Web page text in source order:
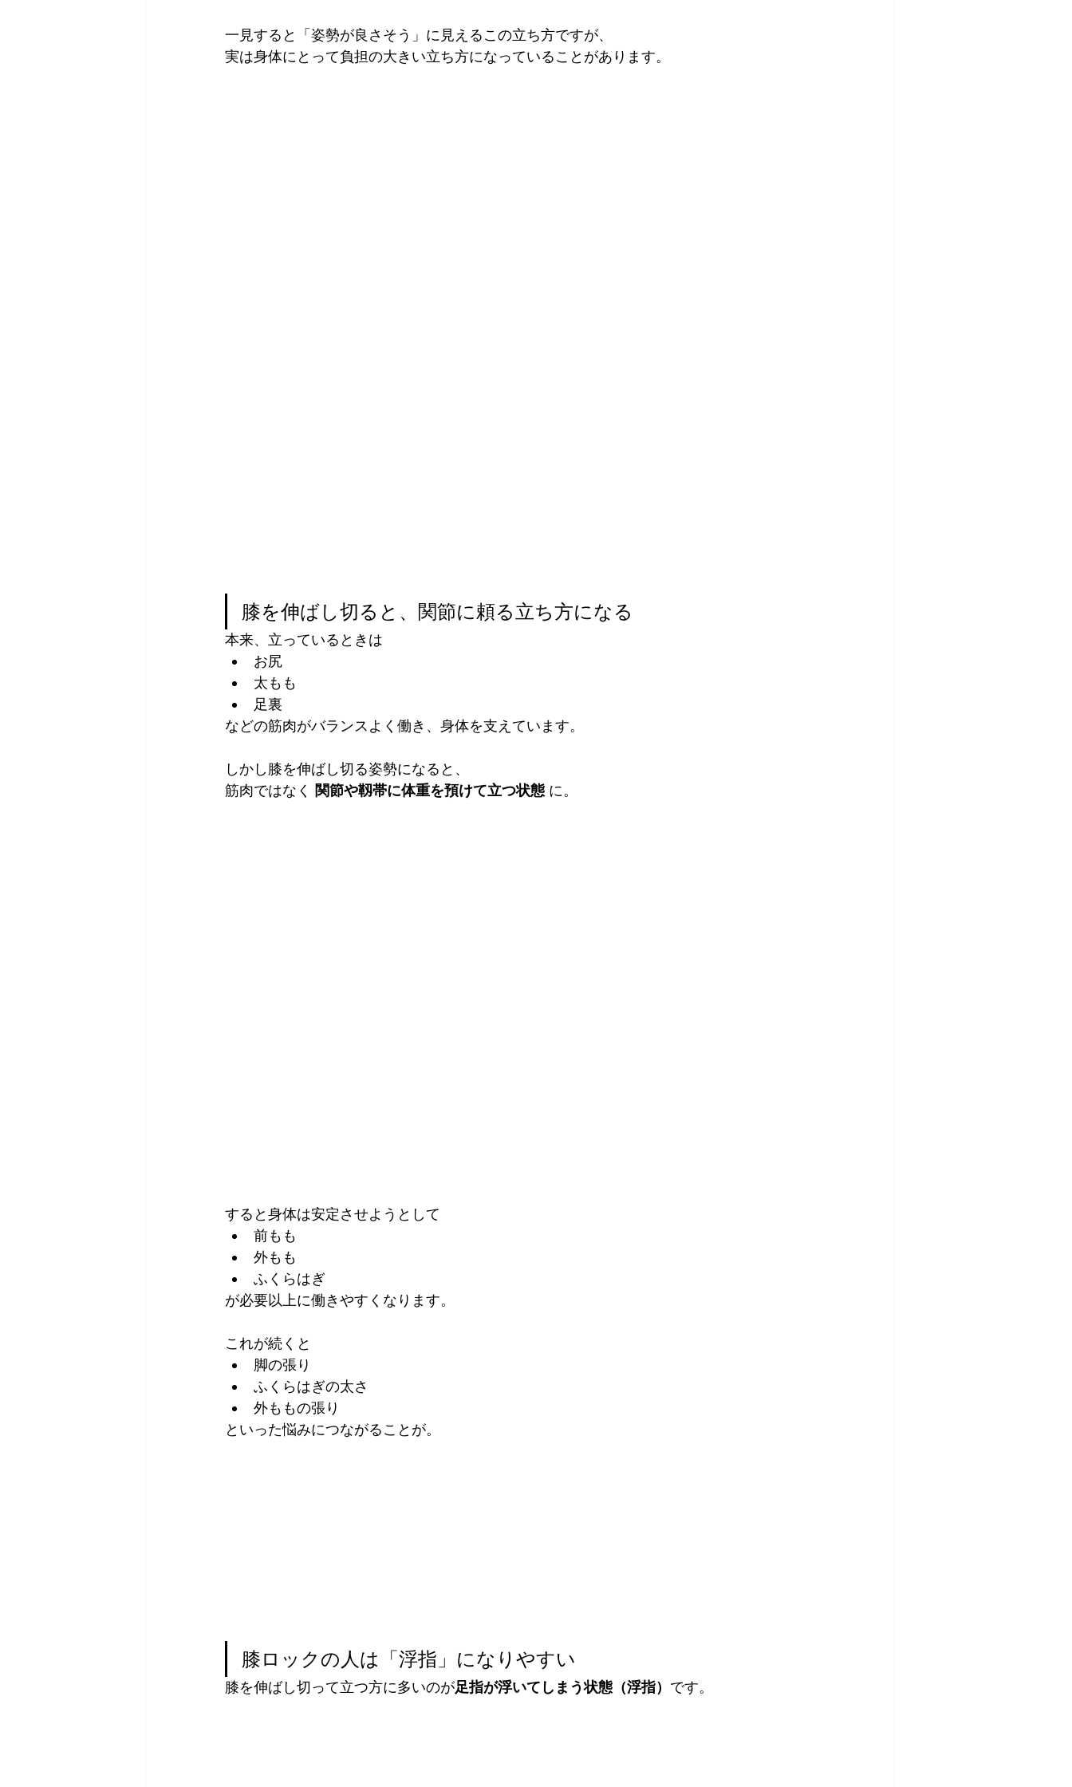
一見すると「姿勢が良さそう」に見えるこの立ち方ですが、
実は身体にとって負担の大きい立ち方になっていることがあります。
膝を伸ばし切ると、関節に頼る立ち方になる
本来、立っているときは
お尻
太もも
足裏
などの筋肉がバランスよく働き、身体を支えています。
しかし膝を伸ばし切る姿勢になると、
筋肉ではなく 関節や靱帯に体重を預けて立つ状態 に。
すると身体は安定させようとして
前もも
外もも
ふくらはぎ
が必要以上に働きやすくなります。
これが続くと
脚の張り
ふくらはぎの太さ
外ももの張り
といった悩みにつながることが。
膝ロックの人は「浮指」になりやすい
膝を伸ばし切って立つ方に多いのが足指が浮いてしまう状態（浮指） です。